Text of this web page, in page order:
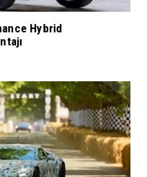
Hybrid